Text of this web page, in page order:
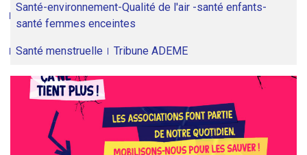
Santé-environnement-Qualité de l'air -santé enfants-
santé femmes enceintes
Santé menstruelle Tribune ADEME